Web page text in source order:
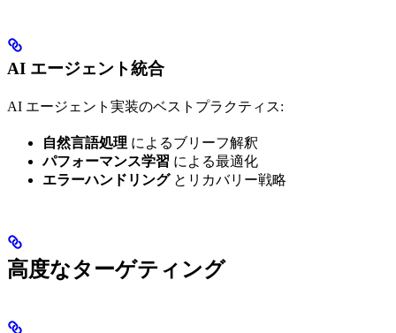
AI エージェント統合
AI エージェント実装のベストプラクティス:
自然言語処理 によるブリーフ解釈
パフォーマンス学習 による最適化
エラーハンドリングとリカバリー戦略
高度なターゲティング